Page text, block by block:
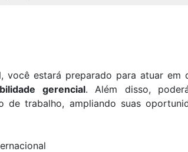
estará preparado para atuar em
gerencial. Além disso,
trabalho, ampliando suas